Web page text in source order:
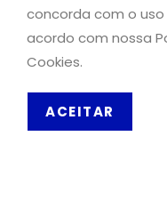
Condições de Utilização
Portes de Envio
Envios para a Noruega
Envios para o Reino Unido
PT
concorda com o
acordo com nossa
Cookies.
ACEITAR